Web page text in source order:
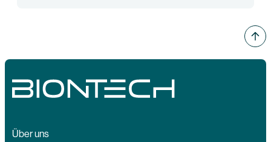
Über uns